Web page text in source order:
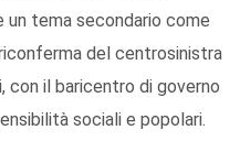
un tema secondario come
del centrosinistra
con il baricentro di governo
sociali e popolari.